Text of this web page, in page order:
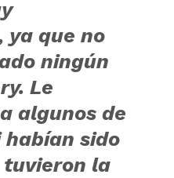
ya que no
ningún
Le
algunos de
habían sido
tuvieron la